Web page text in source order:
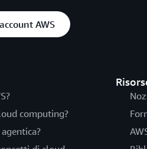
AWS
computing?